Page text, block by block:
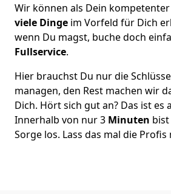
Wir können als Dein
viele Dinge im Vorfeld für Dich
wenn Du magst, buche doch
Fullservice.
Hier brauchst Du nur die
managen, den Rest machen wir
Dich. Hört sich gut an? Das ist es
Innerhalb von nur 3 Minuten
Sorge los. Lass das mal die Profis